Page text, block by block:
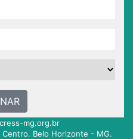
mg.org.br
Centro. Belo Horizonte - MG.